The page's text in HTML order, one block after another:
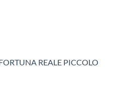
REALE PICCOLO